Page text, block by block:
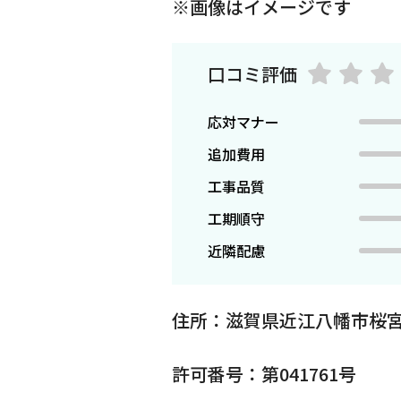
※画像はイメージです
口コミ評価
応対マナー
追加費用
工事品質
工期順守
近隣配慮
住所：滋賀県近江八幡市桜
許可番号：第041761号